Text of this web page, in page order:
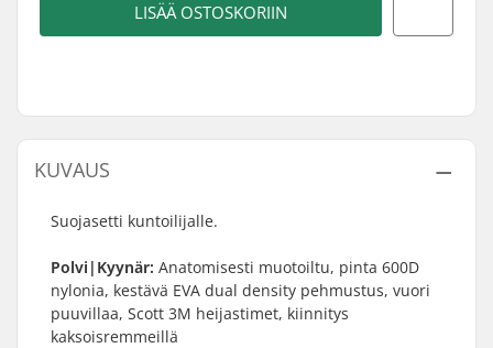
LISÄÄ OSTOSKORIIN
KUVAUS
Suojasetti kuntoilijalle.
Polvi|Kyynär: Anatomisesti muotoiltu, pinta 600D
nylonia, kestävä EVA dual density pehmustus, vuori
puuvillaa, Scott 3M heijastimet, kiinnitys
kaksoisremmeillä